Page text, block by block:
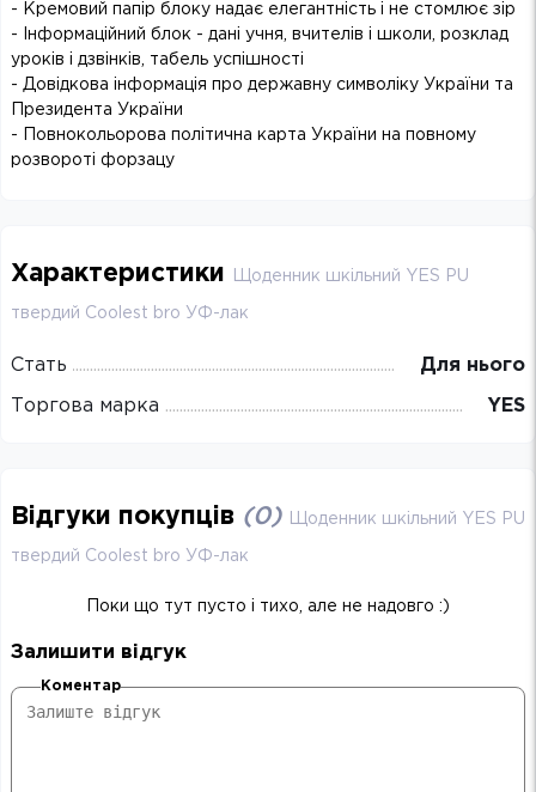
- Кремовий папір блоку надає елегантність і не стомлює зір
- Інформаційний блок - дані учня, вчителів і школи, розклад
уроків і дзвінків, табель успішності
- Довідкова інформація про державну символіку України та
Президента України
- Повнокольорова політична карта України на повному
розвороті форзацу
Характеристики Щоденник шкільний YES PU
твердий Coolest bro УФ-лак
Стать Для нього
Торгова марка YES
Відгуки покупців (0) Щоденник шкільний YES PU
твердий Coolest bro УФ-лак
Поки що тут пусто і тихо, але не надовго :)
Залишити відгук
Коментар